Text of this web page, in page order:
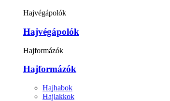
Hajvégápolók
Hajvégápolók
Hajformázók
Hajformázók
Hajhabok
Hajlakkok